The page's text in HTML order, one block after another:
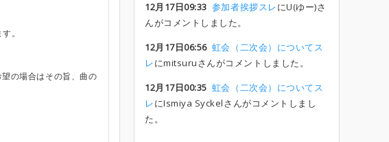
。
の場合はその旨、曲の
12月17日09:33 参加者挨拶スレにU(ゆー)さ
んがコメントしました。
12月17日06:56 虹会（二次会）についてス
レにmitsuruさんがコメントしました。
12月17日00:35 虹会（二次会）についてス
レにIsmiya Syckelさんがコメントしまし
た。